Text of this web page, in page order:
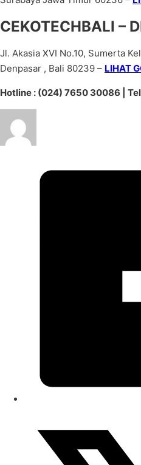
CEKOTECHBALI –
Jl. Akasia XVI No.10, Sumerta
Denpasar , Bali 80239 – LIHAT
Hotline : (024) 7650 30086 |